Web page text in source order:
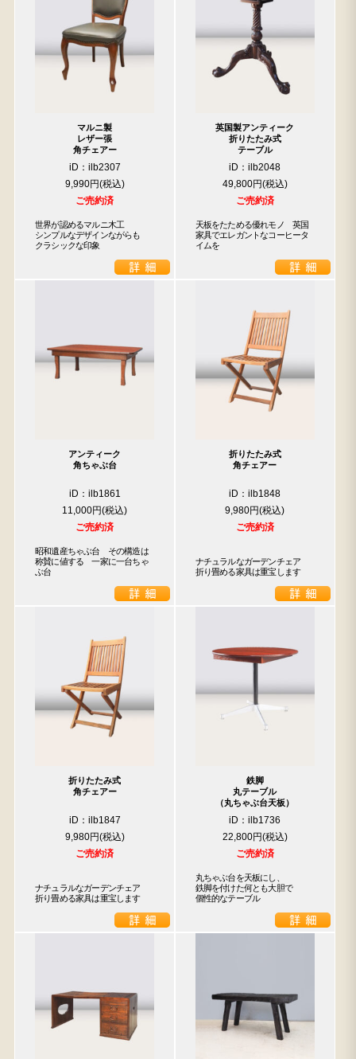
マルニ製
レザー張
角チェアー
iD：ilb2307
9,990円
ご売約済
世界が認めるマルニ木工
シンプルなデザインながらも
クラシックな印象
英国製アンティーク
折りたたみ式
テーブル
iD：ilb2048
49,800円
ご売約済
天板をたためる優れモノ　英国
家具でエレガントなコーヒータ
イムを
アンティーク
角ちゃぶ台
iD：ilb1861
11,000円
ご売約済
昭和遺産ちゃぶ台　その構造は
称賛に値する　一家に一台ちゃ
ぶ台
折りたたみ式
角チェアー
iD：ilb1848
9,980円
ご売約済
ナチュラルなガーデンチェア
折り畳める家具は重宝します
折りたたみ式
角チェアー
iD：ilb1847
9,980円
ご売約済
ナチュラルなガーデンチェア
折り畳める家具は重宝します
鉄脚
丸テーブル
（丸ちゃぶ台天板）
iD：ilb1736
22,800円
ご売約済
丸ちゃぶ台を天板にし、
鉄脚を付けた何とも大胆で
個性的なテーブル
検索
水屋箪笥 2678 2990 箪笥
小長火鉢 下駄箱